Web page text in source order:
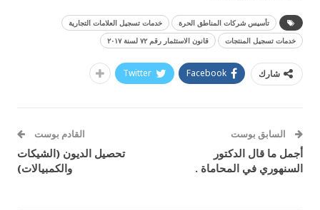
تأسيس شركات المناطق الحرة
خدمات تسجيل العلامات التجارية
خدمات تسجيل المنتجات
قانون الاستثمار رقم ۷۲ لسنة ۲۰۱۷
شارك Facebook
Twitter
السابق بوست
أجمل ما قال الدكتور
السنهوري في المحاماة .
القادم بوست
تحصيل الديون (الشيكات
والكمبيالات)